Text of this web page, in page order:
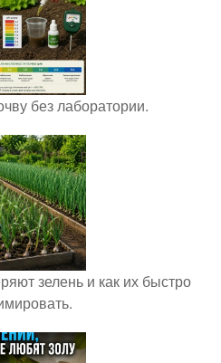
без лаборатории.
зелень и как их быстро